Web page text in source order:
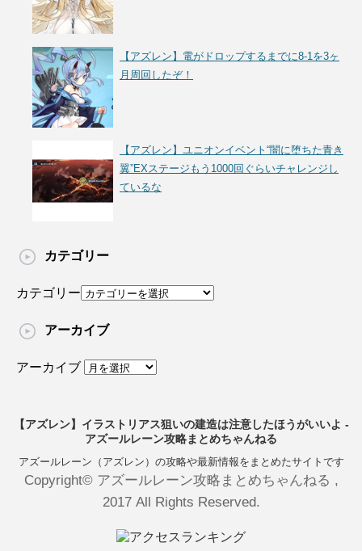
【アズレン】電がドロップするまでに8-1を3ヶ
月周回したぞ！
【アズレン】ユニオンイベント“闇に堕ちた青き
翼”EXステージもう1000回ぐらいチャレンジし
ているな
カテゴリー
カテゴリー
アーカイブ
アーカイブ
【アズレン】イラストリアス狙いの建造は注意したほうがいいよ -
アズールレーン攻略まとめちゃんねる
アズールレーン（アズレン）の攻略や最新情報をまとめたサイトです
Copyright© アズールレーン攻略まとめちゃんねる ,
2017 All Rights Reserved.